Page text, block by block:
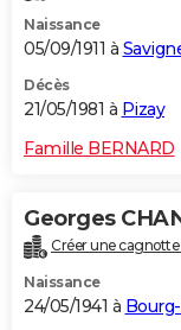
Naissance
05/09/1911 à
Décès
21/05/1981 à Pizay
Famille BERNARD
Georges
Créer une cagnotte
Naissance
24/05/1941 à